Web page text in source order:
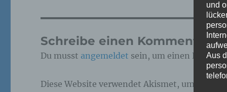
Schreibe einen Kommentar
Du musst angemeldet sein, um einen
Diese Website verwendet Akismet, um Spam
und
Aus